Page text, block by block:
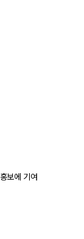
보에 기여